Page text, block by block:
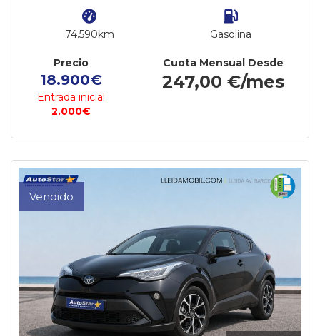
74.590km Gasolina
Precio
18.900€
Entrada inicial
2.000€
Cuota Mensual Desde
247,00 €/mes
Vendido